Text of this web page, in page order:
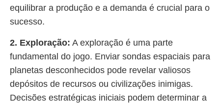
equilibrar a produção e a demanda é crucial para o
sucesso.
2. Exploração: A exploração é uma parte
fundamental do jogo. Enviar sondas espaciais para
planetas desconhecidos pode revelar valiosos
depósitos de recursos ou civilizações inimigas.
Decisões estratégicas iniciais podem determinar a